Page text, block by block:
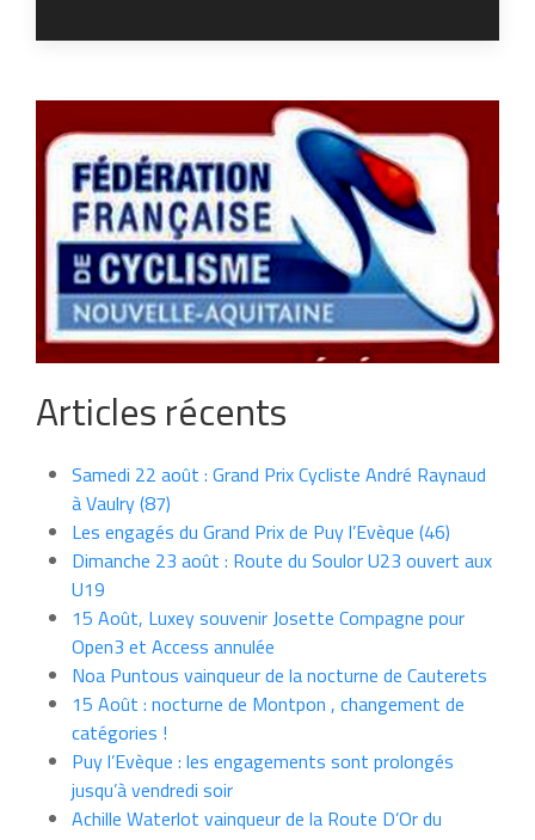
Articles récents
Samedi 22 août : Grand Prix Cycliste André Raynaud
à Vaulry (87)
Les engagés du Grand Prix de Puy l’Evèque (46)
Dimanche 23 août : Route du Soulor U23 ouvert aux
U19
15 Août, Luxey souvenir Josette Compagne pour
Open3 et Access annulée
Noa Puntous vainqueur de la nocturne de Cauterets
15 Août : nocturne de Montpon , changement de
catégories !
Puy l’Evèque : les engagements sont prolongés
jusqu’à vendredi soir
Achille Waterlot vainqueur de la Route D’Or du